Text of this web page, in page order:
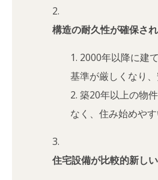
構造の耐久性が確保さ
2000年以降に建
基準が厳しくなり、
築20年以上の物
なく、住み始めやす
住宅設備が比較的新しい